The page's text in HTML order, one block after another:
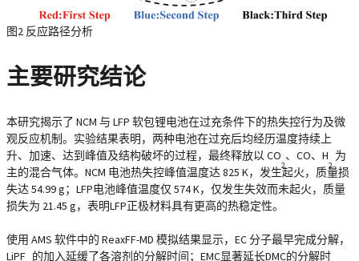
图2 反应路径分析
主要研究结论
本研究揭示了 NCM 与 LFP 软包锂电池在过充条件下的热失控行为及微
观反应机制。实验结果表明，两种电池在过充后均经历温度持续上
升、加速、达到峰值及结构破坏的过程，最终释放以 CO
2
、CO、H
2
为
主的混合气体。NCM 电池热失控峰值温度达 825 K，发生起火，质量损
失达 54.99 g；LFP电池峰值温度仅 574 K，仅发生失效而未起火，质量
损失为 21.45 g，表明LFP正极材料具有更高的热稳定性。
使用 AMS 软件中的 ReaxFF-MD 模拟结果显示，EC 分子最早完成分解，
LiPF 的加入延缓了各溶剂的分解时间；EMC显著延长DMC的分解时